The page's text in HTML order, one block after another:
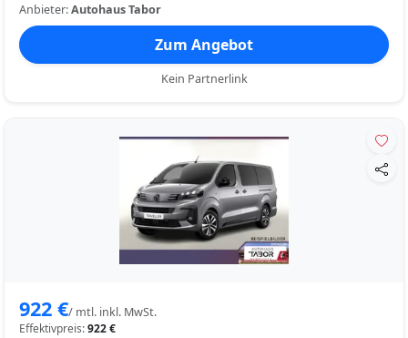
Anbieter:Autohaus Tabor
Zum Angebot
Kein Partnerlink
922 €/ mtl. inkl. MwSt.
Effektivpreis:922 €